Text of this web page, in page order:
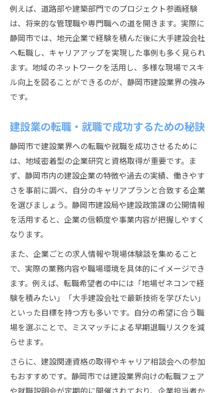
例えば、道路部や建築部門でのプロジェクト参画経験
は、将来的な管理職や専門職への道を開きます。実際に
静岡市では、地元企業で経験を積んだ後に大手建設会社
へ転職し、キャリアアップを実現した事例も多く見られ
ます。地域のネットワークを活用し、多様な現場でスキ
ル向上を図ることができるのが、静岡市建設業界の強み
です。
建設業の転職・就職で成功するための秘訣
静岡市で建設業界への転職や就職を成功させるために
は、地域密着型の企業研究と資格取得が重要です。ま
ず、静岡市内の建設企業の特徴や過去の実績、働きやす
さを事前に調べ、自分のキャリアプランと合致する企業
を選びましょう。静岡市建設局や建設政策課の公開情報
を活用すると、企業の信頼度や事業内容が把握しやすく
なります。
また、企業ごとの求人情報や現場体験談を集めること
で、実際の業務内容や職場環境を具体的にイメージでき
ます。例えば、転職希望者の中には「地場ゼネコンで経
験を積みたい」「大手建設会社で最新技術を学びたい」
といった目標を持つ方も多いです。自分の希望に合う職
場を選ぶことで、ミスマッチによる早期退職リスクを減
らせます。
さらに、建設関連資格の取得やキャリア相談会への参加
もおすすめです。静岡市では建設業界向けの転職フェア
や就職説明会が定期的に開催されており、企業担当者か